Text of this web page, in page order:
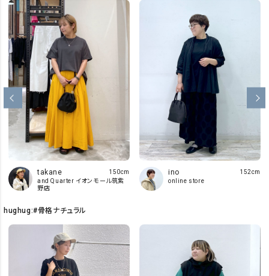
takane
and Quarter イオンモール筑紫
野店
150cm ino
online store
152cm
hughug:#骨格ナチュラル